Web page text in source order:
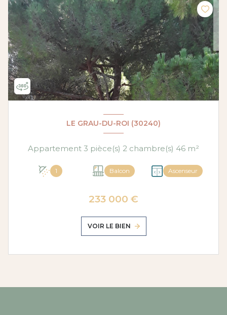
LE GRAU-DU-ROI (30240)
Appartement 3 pièce(s) 2 chambre(s) 46 m²
1 Balcon Ascenseur
233 000 €
VOIR LE BIEN